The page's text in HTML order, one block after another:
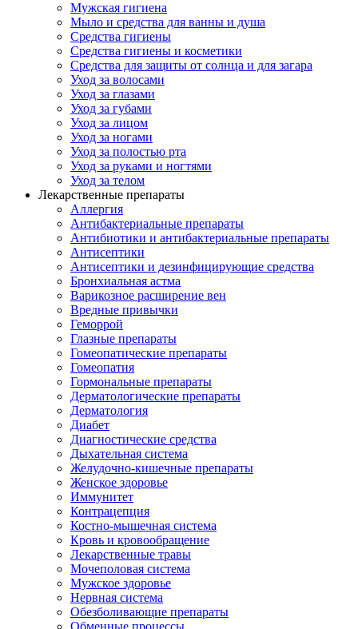
Мужская гигиена
Мыло и средства для ванны и душа
Средства гигиены
Средства гигиены и косметики
Средства для защиты от солнца и для загара
Уход за волосами
Уход за глазами
Уход за губами
Уход за лицом
Уход за ногами
Уход за полостью рта
Уход за руками и ногтями
Уход за телом
Лекарственные препараты
Аллергия
Антибактериальные препараты
Антибиотики и антибактериальные препараты
Антисептики
Антисептики и дезинфицирующие средства
Бронхиальная астма
Варикозное расширение вен
Вредные привычки
Геморрой
Глазные препараты
Гомеопатические препараты
Гомеопатия
Гормональные препараты
Дерматологические препараты
Дерматология
Диабет
Диагностические средства
Дыхательная система
Желудочно-кишечные препараты
Женское здоровье
Иммунитет
Контрацепция
Костно-мышечная система
Кровь и кровообращение
Лекарственные травы
Мочеполовая система
Мужское здоровье
Нервная система
Обезболивающие препараты
Обменные процессы